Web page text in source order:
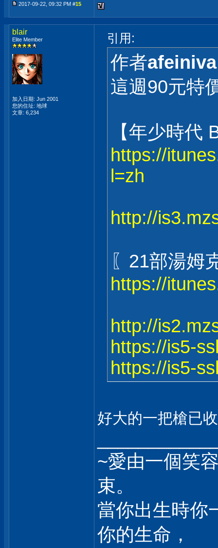
2017-09-22, 09:32 PM #15
blair
Elite Member
加入日期: Jun 2001
您的住址: 地球
文章: 6,234
引用:
作者afeiniva
這週90元特
【年少時代
https://
l=zh
http://
〖21部湯姆
https://
http://
https://is5-
https://is5-
好大的一把槍
~愛由一個笑
束。
當你出生時你
你的生命，